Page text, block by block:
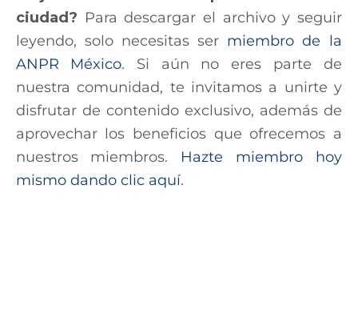
ciudad? Para descargar el archivo y seguir
leyendo, solo necesitas ser miembro de la
ANPR México. Si aún no eres parte de
nuestra comunidad, te invitamos a unirte y
disfrutar de contenido exclusivo, además de
aprovechar los beneficios que ofrecemos a
nuestros miembros. Hazte miembro hoy
mismo dando clic aquí.